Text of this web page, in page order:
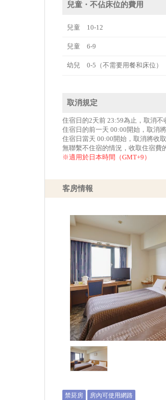
兒童・不佔床位的費用
兒童 10-12
兒童 6-9
幼兒 0-5（不需要用餐和床位）
取消規定
住宿日的2天前 23:59為止，取消不
住宿日的前一天 00:00開始，取消
住宿日當天 00:00開始，取消將收
無聯繫不住宿的情況，收取住宿費
※適用於日本時間（GMT+9）
客房情報
禁菸房 房內可使用網路